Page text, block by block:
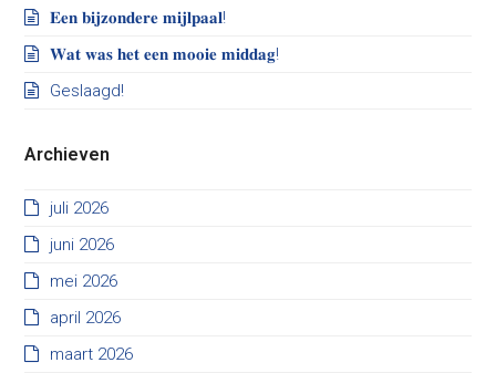
𝐄𝐞𝐧 𝐛𝐢𝐣𝐳𝐨𝐧𝐝𝐞𝐫𝐞 𝐦𝐢𝐣𝐥𝐩𝐚𝐚𝐥!
𝐖𝐚𝐭 𝐰𝐚𝐬 𝐡𝐞𝐭 𝐞𝐞𝐧 𝐦𝐨𝐨𝐢𝐞 𝐦𝐢𝐝𝐝𝐚𝐠!
Geslaagd!
Archieven
juli 2026
juni 2026
mei 2026
april 2026
maart 2026